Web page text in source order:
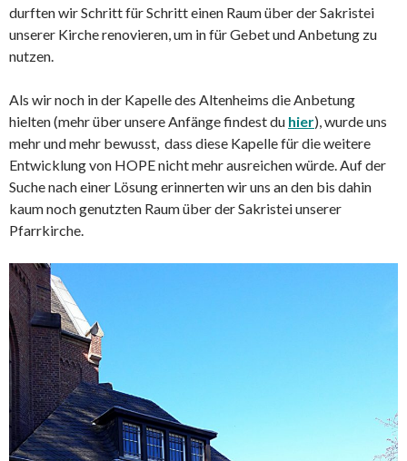
durften wir Schritt für Schritt einen Raum über der Sakristei
unserer Kirche renovieren, um in für Gebet und Anbetung zu
nutzen.
Als wir noch in der Kapelle des Altenheims die Anbetung
hielten (mehr über unsere Anfänge findest du hier), wurde uns
mehr und mehr bewusst, dass diese Kapelle für die weitere
Entwicklung von HOPE nicht mehr ausreichen würde. Auf der
Suche nach einer Lösung erinnerten wir uns an den bis dahin
kaum noch genutzten Raum über der Sakristei unserer
Pfarrkirche.